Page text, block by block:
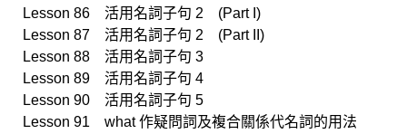
Lesson 86 活用名詞子句 2 (Part I)
Lesson 87 活用名詞子句 2 (Part II)
Lesson 88 活用名詞子句 3
Lesson 89 活用名詞子句 4
Lesson 90 活用名詞子句 5
Lesson 91 what 作疑問詞及複合關係代名詞的用法